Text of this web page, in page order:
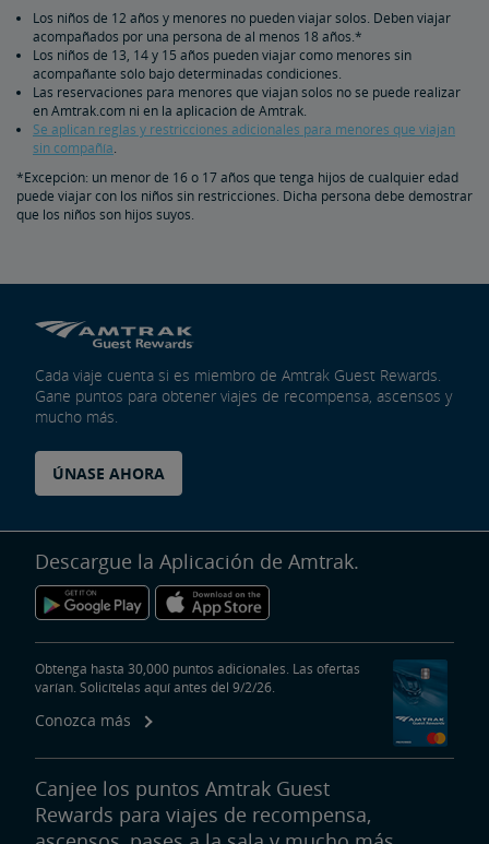
Los niños de 12 años y menores no pueden viajar solos. Deben viajar
acompañados por una persona de al menos 18 años.*
Los niños de 13, 14 y 15 años pueden viajar como menores sin
acompañante sólo bajo determinadas condiciones.
Las reservaciones para menores que viajan solos no se puede realizar
en Amtrak.com ni en la aplicación de Amtrak.
Se aplican reglas y restricciones adicionales para menores que viajan
sin compañía.
*Excepción: un menor de 16 o 17 años que tenga hijos de cualquier edad
puede viajar con los niños sin restricciones. Dicha persona debe demostrar
que los niños son hijos suyos.
Cada viaje cuenta si es miembro de Amtrak Guest Rewards.
Gane puntos para obtener viajes de recompensa, ascensos y
mucho más.
ÚNASE AHORA
Descargue la Aplicación de Amtrak.
Obtenga hasta 30,000 puntos adicionales. Las ofertas
varían. Solicítelas aquí antes del 9/2/26.
Conozca más
Canjee los puntos Amtrak Guest
Rewards para viajes de recompensa,